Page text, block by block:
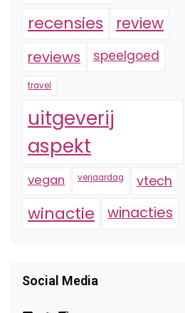
recensies review
reviews speelgoed
travel
uitgeverij
aspekt
vegan verjaardag vtech
winactie winacties
Social Media